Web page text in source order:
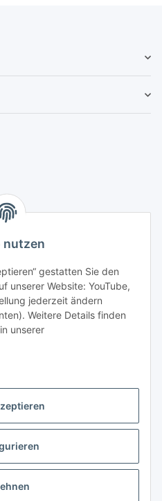
nutzen
gestatten Sie den
unserer Website: YouTube,
jederzeit ändern
Weitere Details finden
unserer
Versand